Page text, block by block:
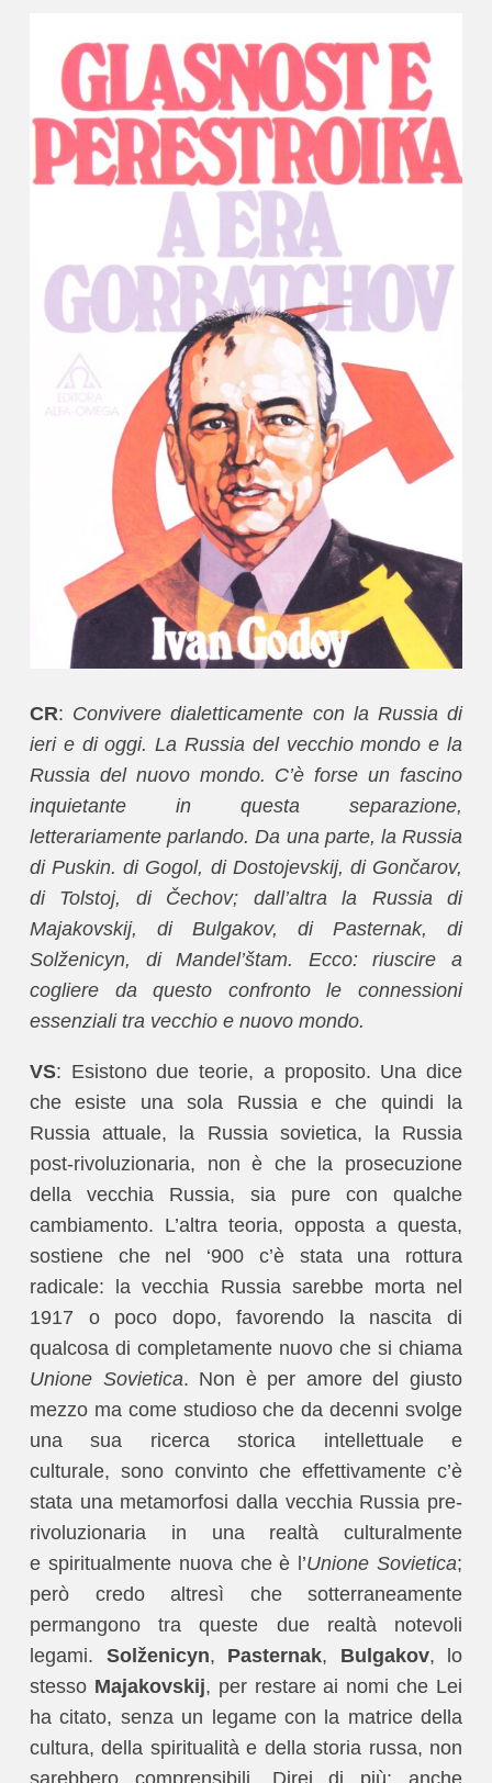
CR: Convivere dialetticamente con la Russia di
ieri e di oggi. La Russia del vecchio mondo e la
Russia del nuovo mondo. C’è forse un fascino
inquietante in questa separazione,
letterariamente parlando. Da una parte, la Russia
di Puskin. di Gogol, di Dostojevskij, di Gončarov,
di Tolstoj, di Čechov; dall’altra la Russia di
Majakovskij, di Bulgakov, di Pasternak, di
Solženicyn, di Mandel’štam. Ecco: riuscire a
cogliere da questo confronto le connessioni
essenziali tra vecchio e nuovo mondo.
VS: Esistono due teorie, a proposito. Una dice
che esiste una sola Russia e che quindi la
Russia attuale, la Russia sovietica, la Russia
post-rivoluzionaria, non è che la prosecuzione
della vecchia Russia, sia pure con qualche
cambiamento. L’altra teoria, opposta a questa,
sostiene che nel ‘900 c’è stata una rottura
radicale: la vecchia Russia sarebbe morta nel
1917 o poco dopo, favorendo la nascita di
qualcosa di completamente nuovo che si chiama
Unione Sovietica. Non è per amore del giusto
mezzo ma come studioso che da decenni svolge
una sua ricerca storica intellettuale e
culturale, sono convinto che effettivamente c’è
stata una metamorfosi dalla vecchia Russia pre-
rivoluzionaria in una realtà culturalmente
e spiritualmente nuova che è l’Unione Sovietica;
però credo altresì che sotterraneamente
permangono tra queste due realtà notevoli
legami. Solženicyn, Pasternak, Bulgakov, lo
stesso Majakovskij, per restare ai nomi che Lei
ha citato, senza un legame con la matrice della
cultura, della spiritualità e della storia russa, non
sarebbero comprensibili. Direi di più: anche